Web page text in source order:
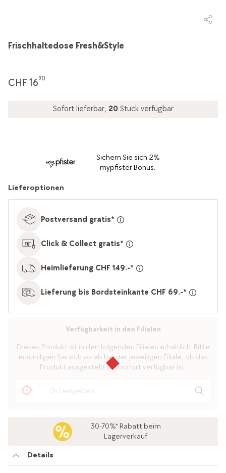
Frischhaltedose Fresh&Style
CHF 1690
Sofort lieferbar, 20 Stück verfügbar
Sichern Sie sich 2%
mypfister Bonus.
Lieferoptionen
Postversand gratis*
Click & Collect gratis*
Heimlieferung CHF 149.-*
Lieferung bis Bordsteinkante CHF 69.-*
Verfügbarkeit in den Filialen
Dieses Produkt ist in den folgenden Filialen erhältlich. Bitte
erkundigen Sie sich vorab bei der jeweiligen Filiale, ob das
Produkt ausgestellt und sofort verfügbar ist.
30-70%* Rabatt beim
Lagerverkauf
Details